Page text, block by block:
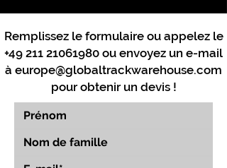
Remplissez le formulaire ou appelez le
+49 211 21061980 ou envoyez un e-mail
à europe@globaltrackwarehouse.com
pour obtenir un devis !